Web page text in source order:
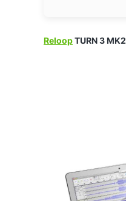
ReloopTURN 3 MK2